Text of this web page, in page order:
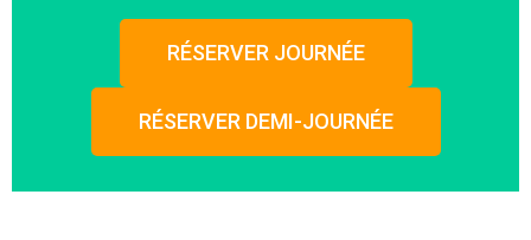
RÉSERVER JOURNÉE
RÉSERVER DEMI-JOURNÉE